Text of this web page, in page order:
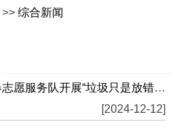
>>综合新闻
永嘉学院中高职一体化青春志愿服务队开展“垃圾只是放错位置的资源”变废为宝创意手工...
[2024-12-12]